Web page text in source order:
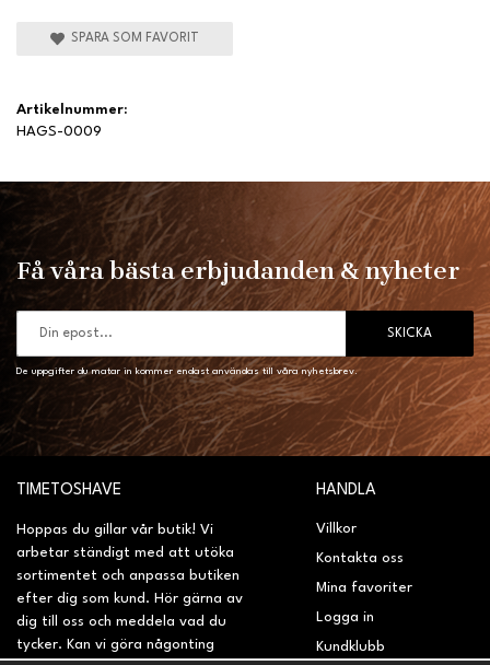
SPARA SOM FAVORIT
Artikelnummer:
HAGS-0009
Få våra bästa erbjudanden & nyheter
SKICKA
De uppgifter du matar in kommer endast användas till våra nyhetsbrev.
TIMETOSHAVE
Hoppas du gillar vår butik! Vi
arbetar ständigt med att utöka
sortimentet och anpassa butiken
efter dig som kund. Hör gärna av
dig till oss och meddela vad du
tycker. Kan vi göra någonting
HANDLA
Villkor
Kontakta oss
Mina favoriter
Logga in
Kundklubb